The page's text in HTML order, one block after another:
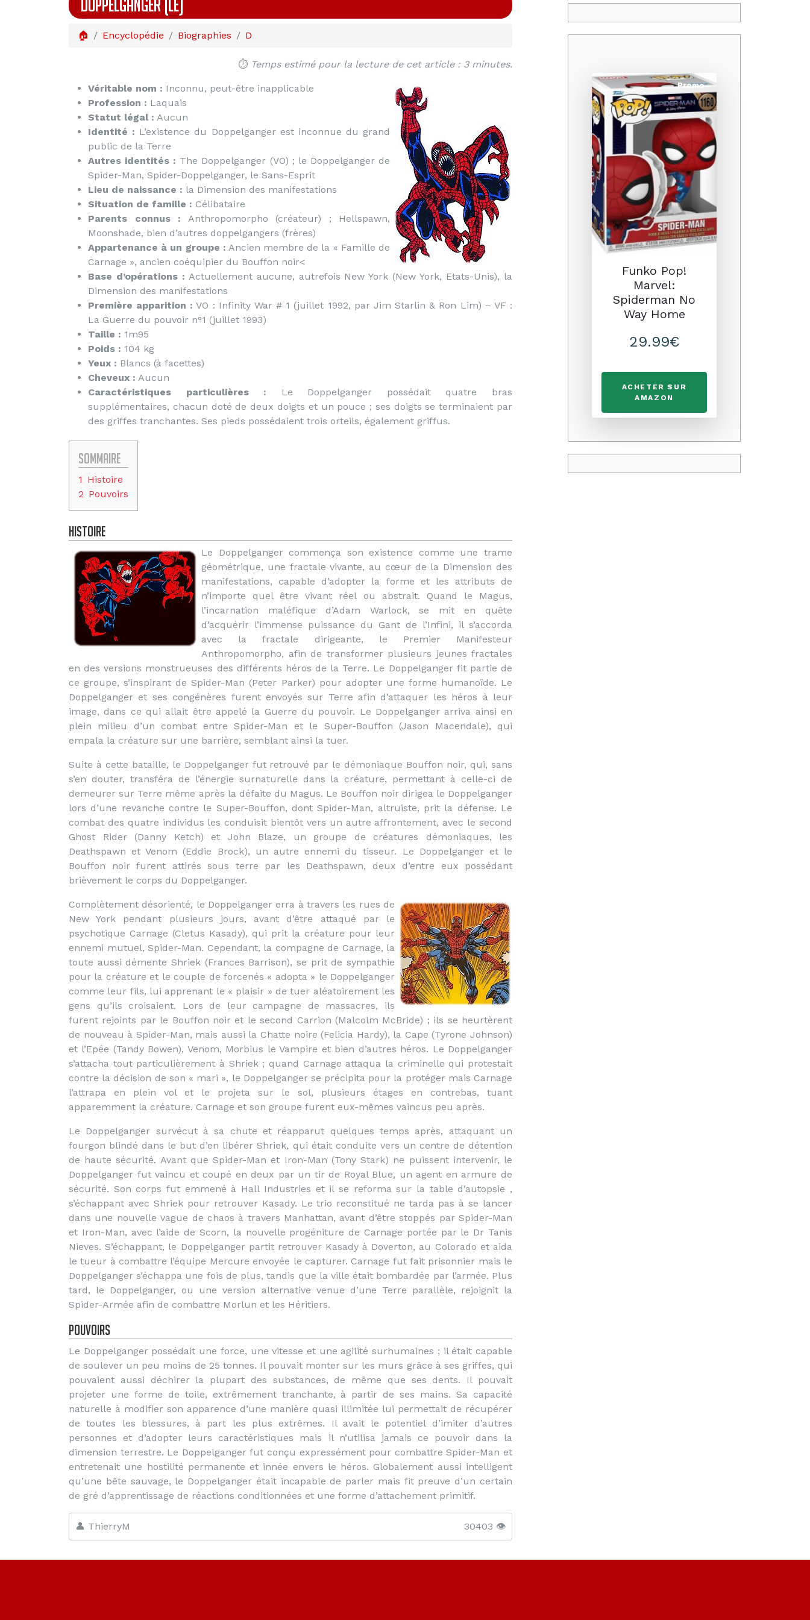
DOPPELGANGER (LE)
🏠 Encyclopédie Biographies D
⏱️ Temps estimé pour la lecture de cet article : 3 minutes.
Véritable nom : Inconnu, peut-être inapplicable
Profession : Laquais
Statut légal : Aucun
Identité : L’existence du Doppelganger est inconnue du grand
public de la Terre
Autres identités : The Doppelganger (VO) ; le Doppelganger de
Spider-Man, Spider-Doppelganger, le Sans-Esprit
Lieu de naissance : la Dimension des manifestations
Situation de famille : Célibataire
Parents connus : Anthropomorpho (créateur) ; Hellspawn,
Moonshade, bien d’autres doppelgangers (frères)
Appartenance à un groupe : Ancien membre de la « Famille de
Carnage », ancien coéquipier du Bouffon noir<
Base d’opérations : Actuellement aucune, autrefois New York (New York, Etats-Unis), la
Dimension des manifestations
Première apparition : VO : Infinity War # 1 (juillet 1992, par Jim Starlin & Ron Lim) – VF :
La Guerre du pouvoir n°1 (juillet 1993)
Taille : 1m95
Poids : 104 kg
Yeux : Blancs (à facettes)
Cheveux : Aucun
Caractéristiques particulières : Le Doppelganger possédait quatre bras
supplémentaires, chacun doté de deux doigts et un pouce ; ses doigts se terminaient par
des griffes tranchantes. Ses pieds possédaient trois orteils, également griffus.
Sommaire
1 Histoire
2 Pouvoirs
Histoire
Le Doppelganger commença son existence comme une trame
géométrique, une fractale vivante, au cœur de la Dimension des
manifestations, capable d’adopter la forme et les attributs de
n’importe quel être vivant réel ou abstrait. Quand le Magus,
l’incarnation maléfique d’Adam Warlock, se mit en quête
d’acquérir l’immense puissance du Gant de l’Infini, il s’accorda
avec la fractale dirigeante, le Premier Manifesteur
Anthropomorpho, afin de transformer plusieurs jeunes fractales
en des versions monstrueuses des différents héros de la Terre. Le Doppelganger fit partie de
ce groupe, s’inspirant de Spider-Man (Peter Parker) pour adopter une forme humanoïde. Le
Doppelganger et ses congénères furent envoyés sur Terre afin d’attaquer les héros à leur
image, dans ce qui allait être appelé la Guerre du pouvoir. Le Doppelganger arriva ainsi en
plein milieu d’un combat entre Spider-Man et le Super-Bouffon (Jason Macendale), qui
empala la créature sur une barrière, semblant ainsi la tuer.
Suite à cette bataille, le Doppelganger fut retrouvé par le démoniaque Bouffon noir, qui, sans
s’en douter, transféra de l’énergie surnaturelle dans la créature, permettant à celle-ci de
demeurer sur Terre même après la défaite du Magus. Le Bouffon noir dirigea le Doppelganger
lors d’une revanche contre le Super-Bouffon, dont Spider-Man, altruiste, prit la défense. Le
combat des quatre individus les conduisit bientôt vers un autre affrontement, avec le second
Ghost Rider (Danny Ketch) et John Blaze, un groupe de créatures démoniaques, les
Deathspawn et Venom (Eddie Brock), un autre ennemi du tisseur. Le Doppelganger et le
Bouffon noir furent attirés sous terre par les Deathspawn, deux d’entre eux possédant
brièvement le corps du Doppelganger.
Complètement désorienté, le Doppelganger erra à travers les rues de
New York pendant plusieurs jours, avant d’être attaqué par le
psychotique Carnage (Cletus Kasady), qui prit la créature pour leur
ennemi mutuel, Spider-Man. Cependant, la compagne de Carnage, la
toute aussi démente Shriek (Frances Barrison), se prit de sympathie
pour la créature et le couple de forcenés « adopta » le Doppelganger
comme leur fils, lui apprenant le « plaisir » de tuer aléatoirement les
gens qu’ils croisaient. Lors de leur campagne de massacres, ils
furent rejoints par le Bouffon noir et le second Carrion (Malcolm McBride) ; ils se heurtèrent
de nouveau à Spider-Man, mais aussi la Chatte noire (Felicia Hardy), la Cape (Tyrone Johnson)
et l’Epée (Tandy Bowen), Venom, Morbius le Vampire et bien d’autres héros. Le Doppelganger
s’attacha tout particulièrement à Shriek ; quand Carnage attaqua la criminelle qui protestait
contre la décision de son « mari », le Doppelganger se précipita pour la protéger mais Carnage
l’attrapa en plein vol et le projeta sur le sol, plusieurs étages en contrebas, tuant
apparemment la créature. Carnage et son groupe furent eux-mêmes vaincus peu après.
Le Doppelganger survécut à sa chute et réapparut quelques temps après, attaquant un
fourgon blindé dans le but d’en libérer Shriek, qui était conduite vers un centre de détention
de haute sécurité. Avant que Spider-Man et Iron-Man (Tony Stark) ne puissent intervenir, le
Doppelganger fut vaincu et coupé en deux par un tir de Royal Blue, un agent en armure de
sécurité. Son corps fut emmené à Hall Industries et il se reforma sur la table d’autopsie ,
s’échappant avec Shriek pour retrouver Kasady. Le trio reconstitué ne tarda pas à se lancer
dans une nouvelle vague de chaos à travers Manhattan, avant d’être stoppés par Spider-Man
et Iron-Man, avec l’aide de Scorn, la nouvelle progéniture de Carnage portée par le Dr Tanis
Nieves. S’échappant, le Doppelganger partit retrouver Kasady à Doverton, au Colorado et aida
le tueur à combattre l’équipe Mercure envoyée le capturer. Carnage fut fait prisonnier mais le
Doppelganger s’échappa une fois de plus, tandis que la ville était bombardée par l’armée. Plus
tard, le Doppelganger, ou une version alternative venue d’une Terre parallèle, rejoignit la
Spider-Armée afin de combattre Morlun et les Héritiers.
Pouvoirs
Le Doppelganger possédait une force, une vitesse et une agilité surhumaines ; il était capable
de soulever un peu moins de 25 tonnes. Il pouvait monter sur les murs grâce à ses griffes, qui
pouvaient aussi déchirer la plupart des substances, de même que ses dents. Il pouvait
projeter une forme de toile, extrêmement tranchante, à partir de ses mains. Sa capacité
naturelle à modifier son apparence d’une manière quasi illimitée lui permettait de récupérer
de toutes les blessures, à part les plus extrêmes. Il avait le potentiel d’imiter d’autres
personnes et d’adopter leurs caractéristiques mais il n’utilisa jamais ce pouvoir dans la
dimension terrestre. Le Doppelganger fut conçu expressément pour combattre Spider-Man et
entretenait une hostilité permanente et innée envers le héros. Globalement aussi intelligent
qu’une bête sauvage, le Doppelganger était incapable de parler mais fit preuve d’un certain
de gré d’apprentissage de réactions conditionnées et une forme d’attachement primitif.
👤 ThierryM 30403 👁️
Promo
Funko Pop!
Marvel:
Spiderman No
Way Home
29.99€
ACHETER SUR
AMAZON